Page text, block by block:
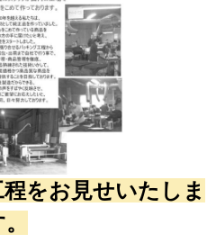
をお見せいたしま